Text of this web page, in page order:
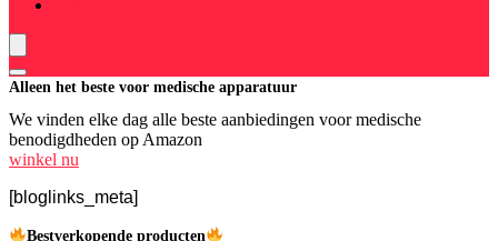
Alleen het beste voor medische apparatuur
We vinden elke dag alle beste aanbiedingen voor medische
benodigdheden op Amazon
winkel nu
[bloglinks_meta]
Bestverkopende producten